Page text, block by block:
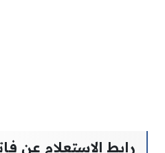
رابط الاستعلام عن